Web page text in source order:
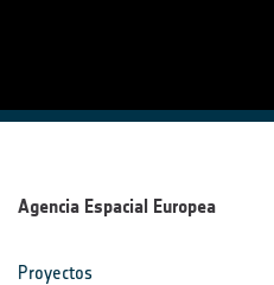
Agencia Espacial Europea
Proyectos